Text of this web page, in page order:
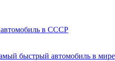
в СССР
быстрый автомобиль в мире